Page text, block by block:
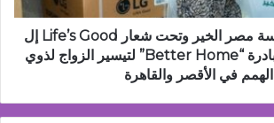
بالتعاون مع مؤسسة مصر الخير وتحت شعار Life’s Good إل
جي مصر تدعم مبادرة “Better Home” لتيسير الزواج لذوي
الهمم في الأقصر والقاهرة